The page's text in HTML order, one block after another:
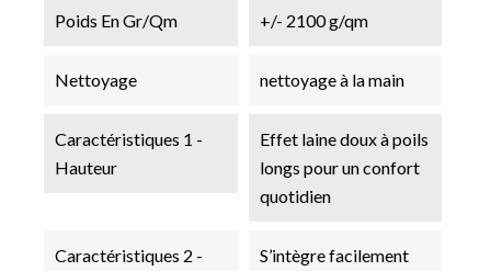
Poids En Gr/qm +/- 2100 g/qm
Nettoyage nettoyage à la main
Caractéristiques 1 -
Hauteur
Effet laine doux à poils
longs pour un confort
quotidien
Caractéristiques 2 -
S’intègre facilement